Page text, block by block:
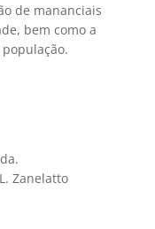
de mananciais
bem como a
Zanelatto